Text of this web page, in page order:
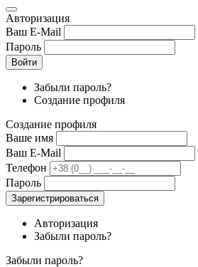
Авторизация
Ваш E-Mail
Пароль
Войти
Забыли пароль?
Создание профиля
Создание профиля
Ваше имя
Ваш E-Mail
Телефон
Пароль
Зарегистрироваться
Авторизация
Забыли пароль?
Забыли пароль?